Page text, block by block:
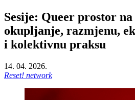
Sesije: Queer prostor
okupljanje, razmjenu,
i kolektivnu praksu
14. 04. 2026.
Reset! network